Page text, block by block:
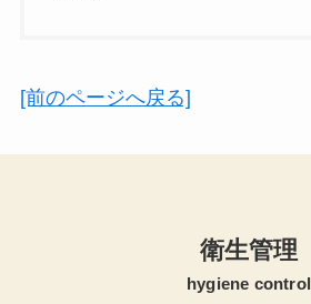
[前のページへ戻る]
衛生管理
hygiene control